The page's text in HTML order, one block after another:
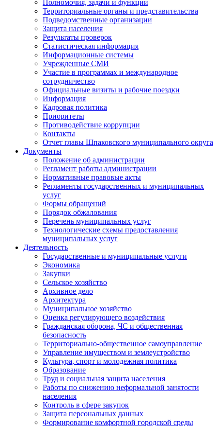
Полномочия, задачи и функции
Территориальные органы и представительства
Подведомственные организации
Защита населения
Результаты проверок
Статистическая информация
Информационные системы
Учрежденные СМИ
Участие в программах и международное
сотрудничество
Официальные визиты и рабочие поездки
Информация
Кадровая политика
Приоритеты
Противодействие коррупции
Контакты
Отчет главы Шпаковского муниципального округа
Документы
Положение об администрации
Регламент работы администрации
Нормативные правовые акты
Регламенты государственных и муниципальных
услуг
Формы обращений
Порядок обжалования
Перечень муниципальных услуг
Технологические схемы предоставления
муниципальных услуг
Деятельность
Государственные и муниципальные услуги
Экономика
Закупки
Сельское хозяйство
Архивное дело
Архитектура
Муниципальное хозяйство
Оценка регулирующего воздействия
Гражданская оборона, ЧС и общественная
безопасность
Территориально-общественное самоуправление
Управление имуществом и землеустройство
Культура, спорт и молодежная политика
Образование
Труд и социальная защита населения
Работы по снижению неформальной занятости
населения
Контроль в сфере закупок
Защита персональных данных
Формирование комфортной городской среды